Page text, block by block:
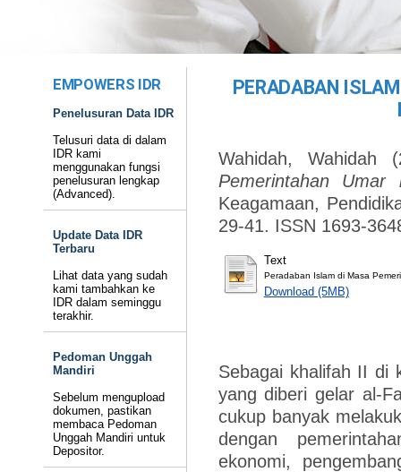
EMPOWERS IDR
Penelusuran Data IDR
Telusuri data di dalam
IDR kami
menggunakan fungsi
penelusuran lengkap
(Advanced).
Update Data IDR
Terbaru
Lihat data yang sudah
kami tambahkan ke
IDR dalam seminggu
terakhir.
Pedoman Unggah
Mandiri
Sebelum mengupload
dokumen, pastikan
membaca Pedoman
Unggah Mandiri untuk
Depositor.
PERADABAN
Wahidah, Wahidah
Pemerintahan Umar
Keagamaan,
29-41. ISSN 1693-
Text
Peradaban Islam di Masa
Download (5MB)
Sebagai khalifah II di
yang diberi gelar al-
cukup banyak
dengan
ekonomi,